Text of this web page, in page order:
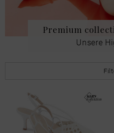
Premium
Unsere